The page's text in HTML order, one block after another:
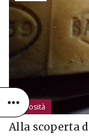
Curiosità
Alla scoperta